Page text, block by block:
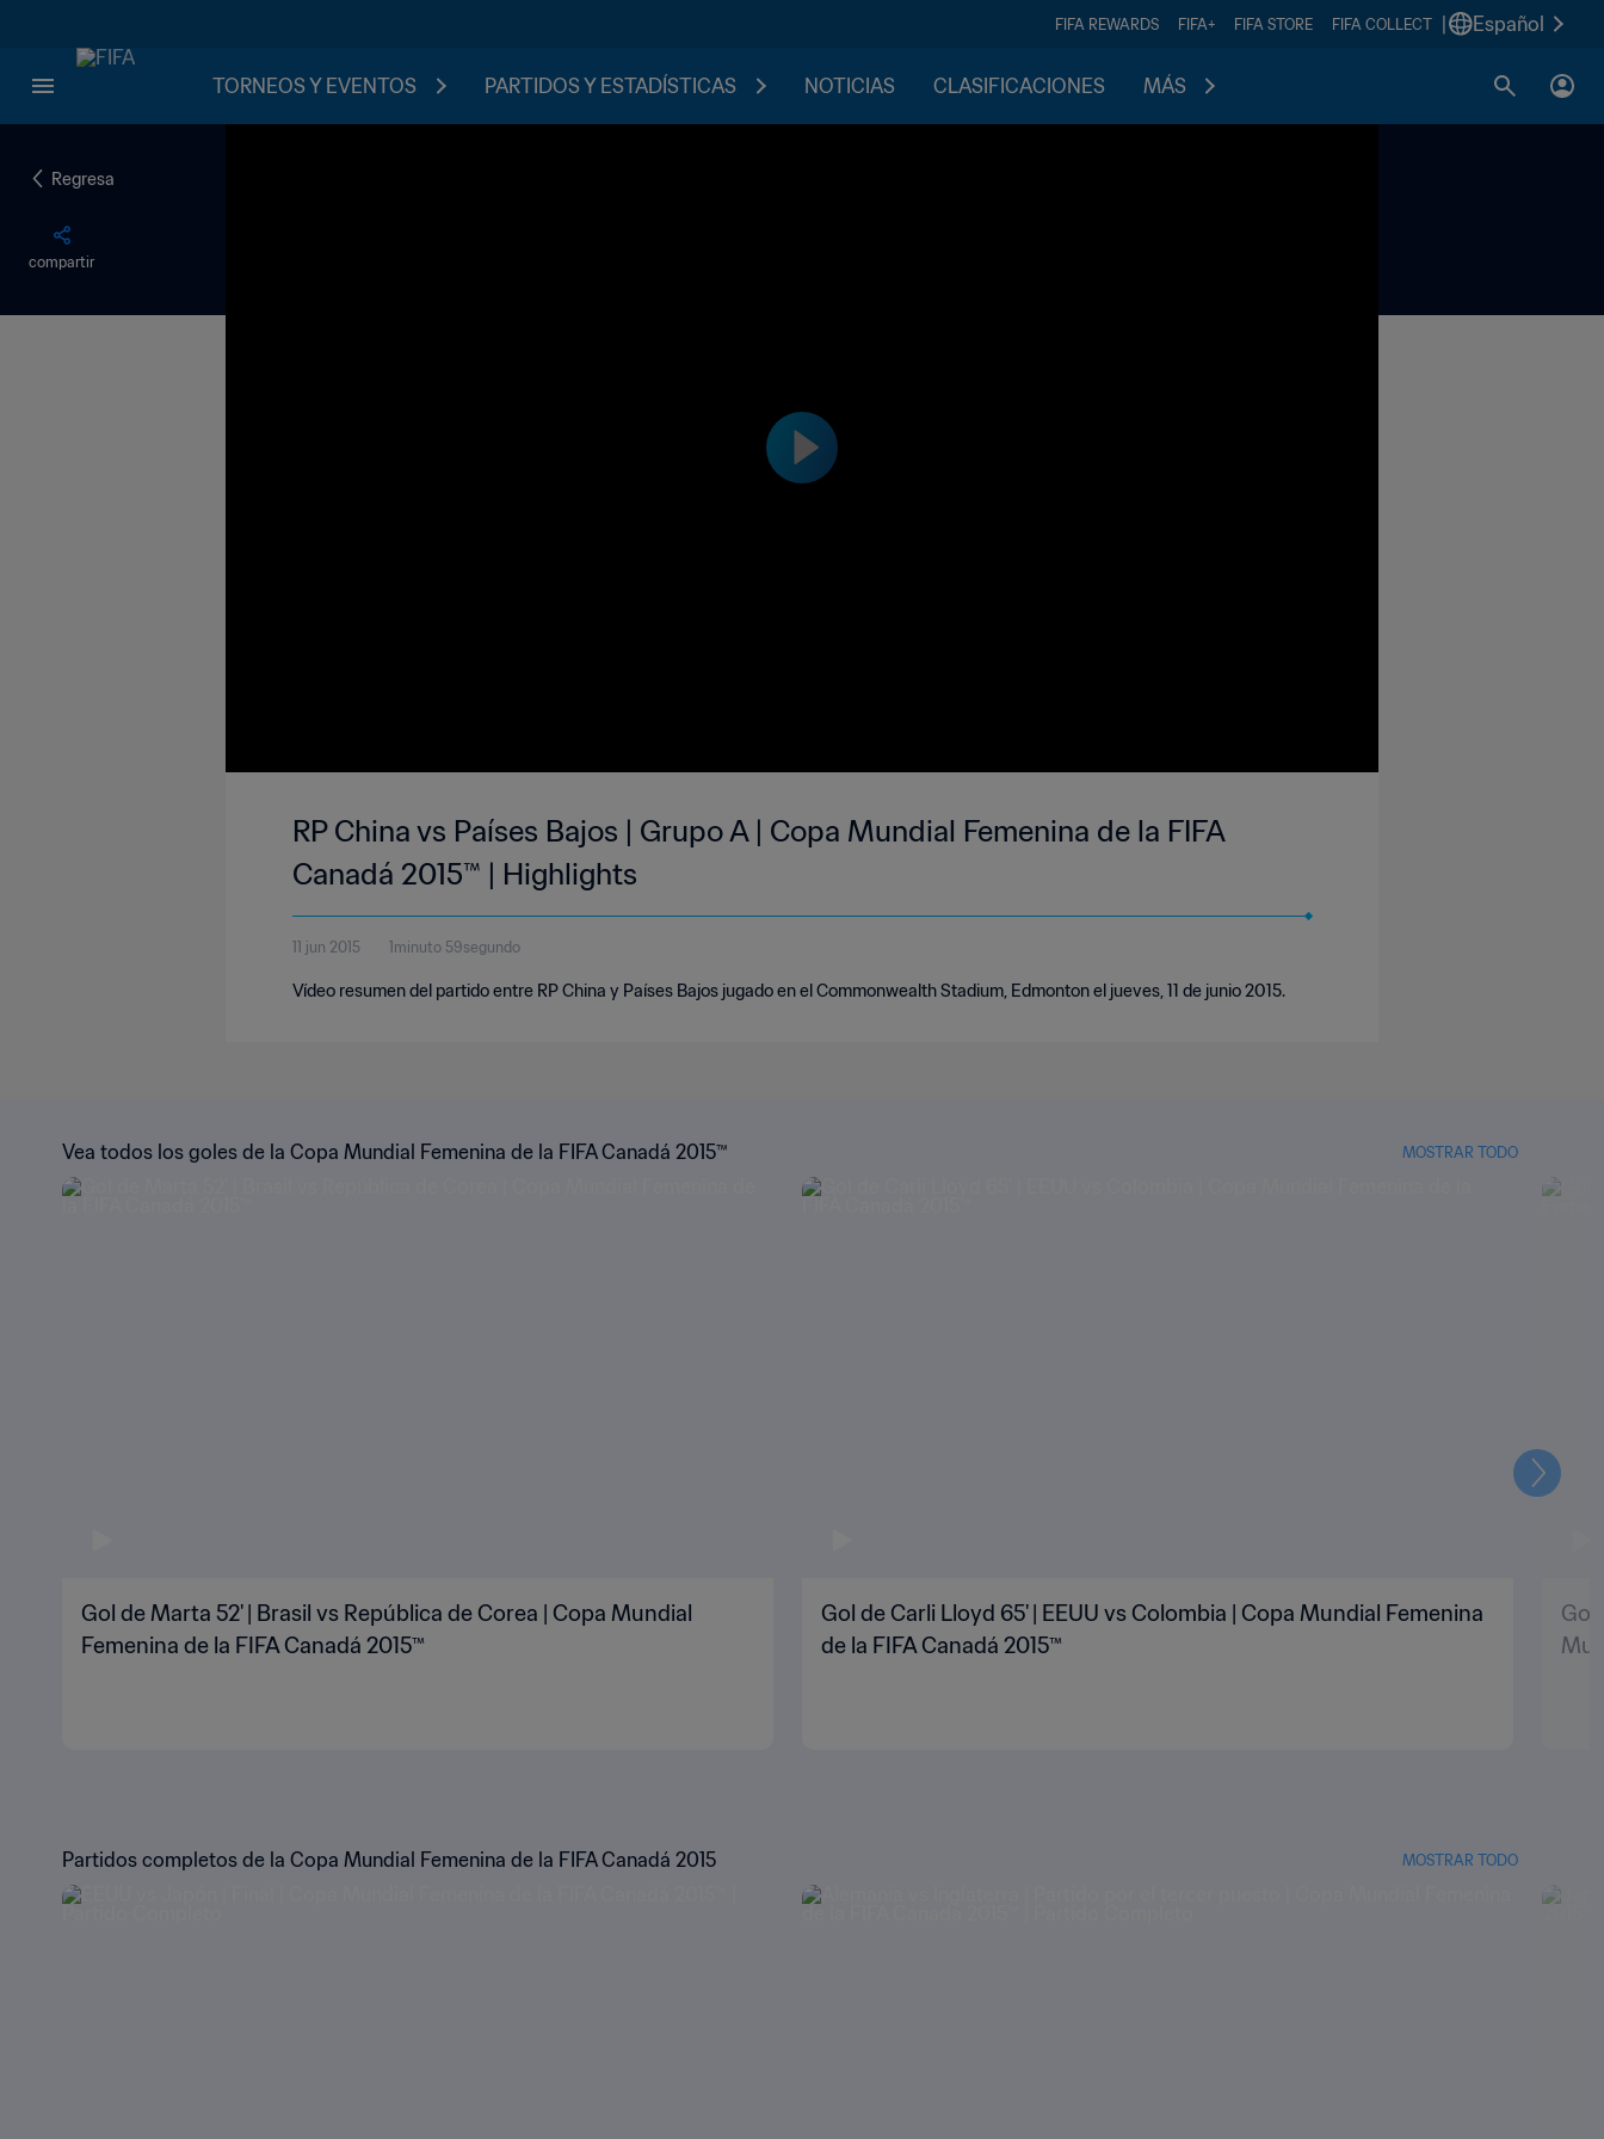
FIFA REWARDS FIFA+ FIFA STORE FIFA COLLECT Español
TORNEOS Y EVENTOS PARTIDOS Y ESTADÍSTICAS NOTICIAS CLASIFICACIONES MÁS
Regresa
compartir
RP China vs Países Bajos | Grupo A | Copa Mundial Femenina de la FIFA
Canadá 2015™ | Highlights
11 jun 2015 1minuto 59segundo
Vídeo resumen del partido entre RP China y Países Bajos jugado en el Commonwealth Stadium, Edmonton el jueves, 11 de junio 2015.
Vea todos los goles de la Copa Mundial Femenina de la FIFA Canadá 2015™ MOSTRAR TODO
Gol de Marta 52' | Brasil vs República de Corea | Copa Mundial
Femenina de la FIFA Canadá 2015™
Gol de Carli Lloyd 65' | EEUU vs Colombia | Copa Mundial Femenina
de la FIFA Canadá 2015™
Gol
Partidos completos de la Copa Mundial Femenina de la FIFA Canadá 2015 MOSTRAR TODO